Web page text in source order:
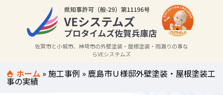
佐賀市と小城市、神埼市の外壁塗装・屋根塗装・雨漏りの事な
らVEシステムズ
ホーム »施工事例 »鹿島市Ｕ様邸外壁塗装・屋根塗装工
事の実績